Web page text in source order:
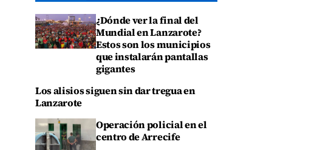
¿Dónde ver la final del
Mundial en Lanzarote?
Estos son los municipios
que instalarán pantallas
gigantes
Los alisios siguen sin dar tregua en
Lanzarote
Operación policial en el
centro de Arrecife